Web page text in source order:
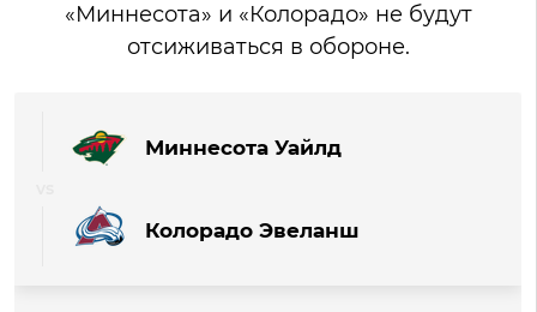
«Миннесота» и «Колорадо» не будут
отсиживаться в обороне.
Миннесота Уайлд
Колорадо Эвеланш